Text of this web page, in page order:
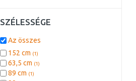
SZÉLESSÉGE
Az összes
152 cm (1)
63,5 cm (1)
89 cm (1)